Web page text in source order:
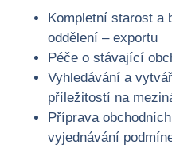
Kompletní starost a
oddělení – exportu
Péče o stávající
Vyhledávání a
příležitostí na
Příprava
vyjednávání